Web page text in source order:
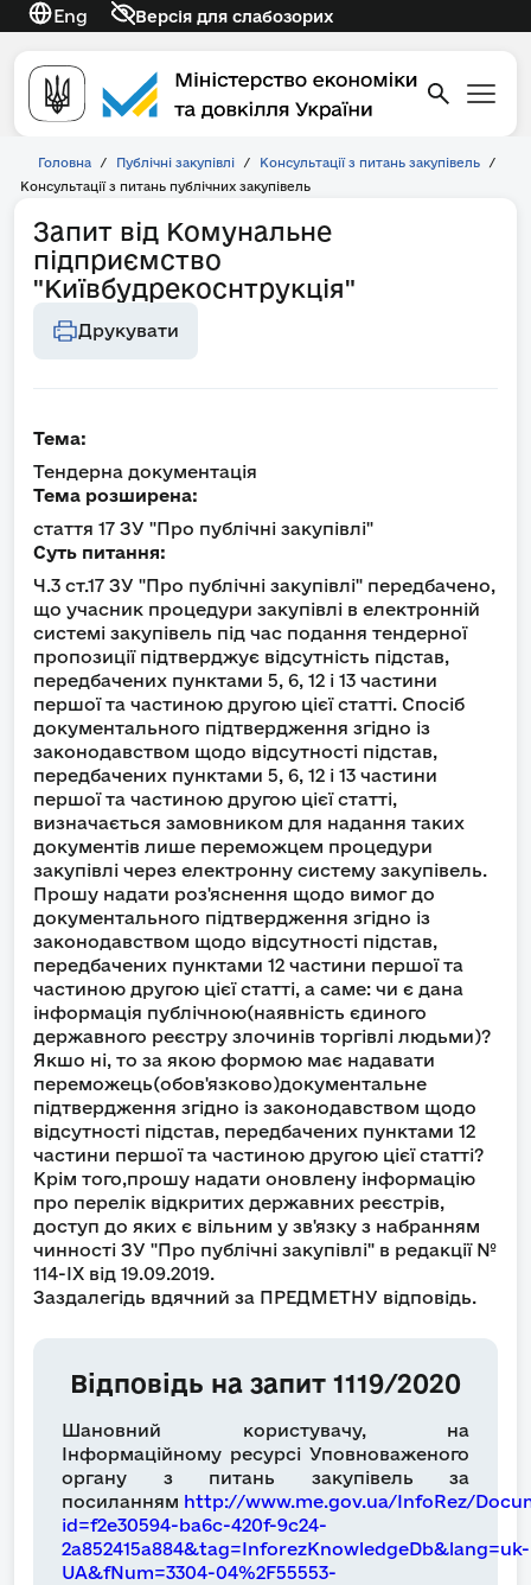
Eng Версія для слабозорих
Головна / Публічні закупівлі / Консультації з питань закупівель
/
Консультації з питань публічних закупівель
Запит від Комунальне
підприємство
"Київбудрекоснтрукція"
Друкувати
Тема:
Тендерна документація
Тема розширена:
стаття 17 ЗУ "Про публічні закупівлі"
Суть питання:
Ч.3 ст.17 ЗУ "Про публічні закупівлі" передбачено,
що учасник процедури закупівлі в електронній
системі закупівель під час подання тендерної
пропозиції підтверджує відсутність підстав,
передбачених пунктами 5, 6, 12 і 13 частини
першої та частиною другою цієї статті. Спосіб
документального підтвердження згідно із
законодавством щодо відсутності підстав,
передбачених пунктами 5, 6, 12 і 13 частини
першої та частиною другою цієї статті,
визначається замовником для надання таких
документів лише переможцем процедури
закупівлі через електронну систему закупівель.
Прошу надати роз'яснення щодо вимог до
документального підтвердження згідно із
законодавством щодо відсутності підстав,
передбачених пунктами 12 частини першої та
частиною другою цієї статті, а саме: чи є дана
інформація публічною(наявність єдиного
державного реєстру злочинів торгівлі людьми)?
Якшо ні, то за якою формою має надавати
переможець(обов'язково)документальне
підтвердження згідно із законодавством щодо
відсутності підстав, передбачених пунктами 12
частини першої та частиною другою цієї статті?
Крім того,прошу надати оновлену інформацію
про перелік відкритих державних реєстрів,
доступ до яких є вільним у зв'язку з набранням
чинності ЗУ "Про публічні закупівлі" в редакції №
114-IX від 19.09.2019.
Заздалегідь вдячний за ПРЕДМЕТНУ відповідь.
Відповідь на запит 1119/2020
Шановний користувачу, на
Інформаційному ресурсі Уповноваженого
органу з питань закупівель за
посиланням http://www.me.gov.ua/InfoRez/
id=f2e30594-ba6c-420f-9c24-
2a852415a884&tag=InforezKnowledgeDb&lang=uk-
UA&fNum=3304-04%2F55553-